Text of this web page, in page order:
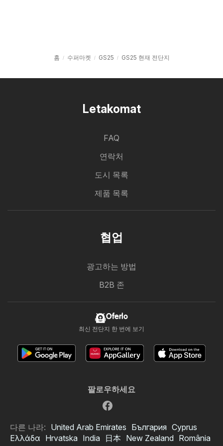
홈 수퍼마켓 GS25 GS25 현재 전단지
Letakomat
FAQ
연락처
도시 목록
제품 목록
협업
광고하는 방법
B2B 존
Oferlo
최신 전단지 한 번에 보기
팔로우하세요
다른 나라: United Arab Emirates България Cyprus
Ελλάδα Hrvatska India 日本 New Zealand România